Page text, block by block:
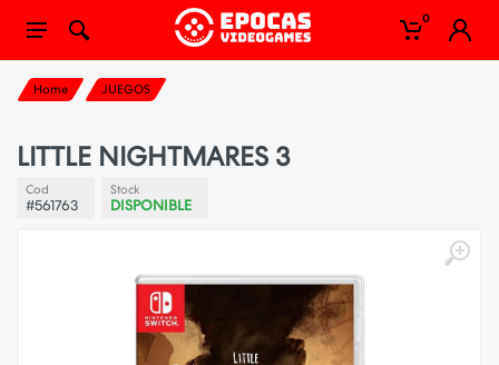
0
Home JUEGOS
LITTLE NIGHTMARES 3
Cod
#561763
Stock
DISPONIBLE